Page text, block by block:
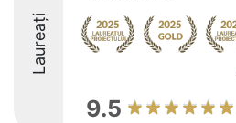
Laureați
9.5